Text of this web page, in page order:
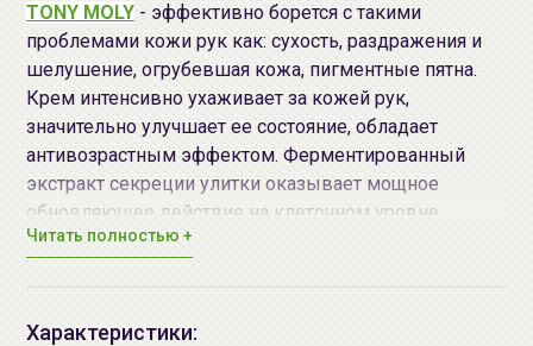
TONY MOLY - эффективно борется с такими
проблемами кожи рук как: сухость, раздражения и
шелушение, огрубевшая кожа, пигментные пятна.
Крем интенсивно ухаживает за кожей рук,
значительно улучшает ее состояние, обладает
антивозрастным эффектом. Ферментированный
экстракт секреции улитки оказывает мощное
обновляющее действие на клеточном уровне,
способствуют синтезу новых соединительных
существующие морщины и предупреждает
Читать полностью +
Характеристики: